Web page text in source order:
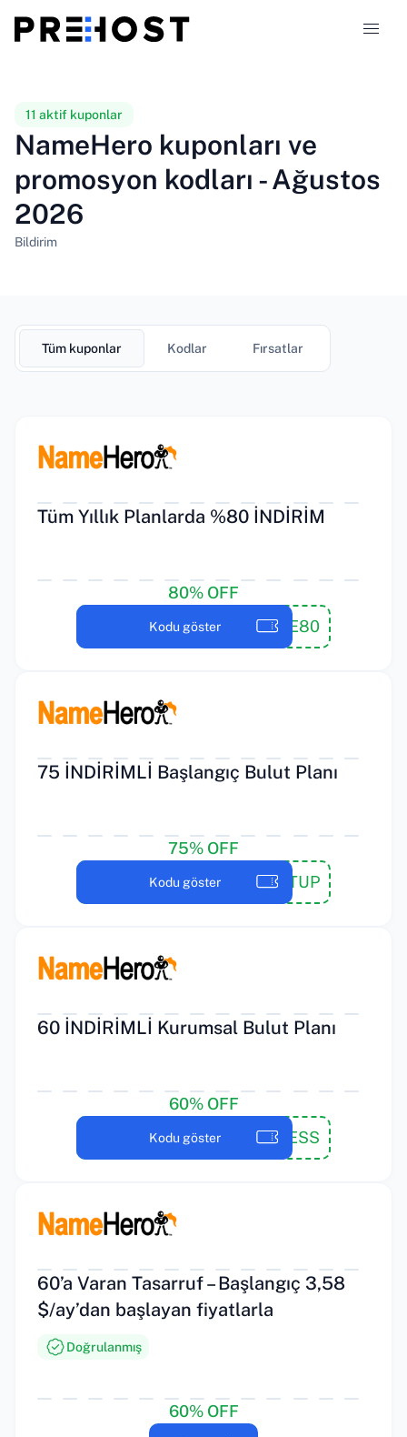
Karşılaştırmalar
Kuponlar
11 aktif kuponlar
NameHero kuponları ve
promosyon kodları - Ağustos
2026
Bildirim
Tüm kuponlar Kodlar Fırsatlar
Tüm Yıllık Planlarda %80 İNDİRİM
80% OFF
NHSAVE80
Kodu göster
75 İNDİRİMLİ Başlangıç Bulut Planı
75% OFF
NHSTARTUP
Kodu göster
60 İNDİRİMLİ Kurumsal Bulut Planı
60% OFF
NHBUSINESS
Kodu göster
60’a Varan Tasarruf – Başlangıç 3,58
$/ay’dan başlayan fiyatlarla
Doğrulanmış
60% OFF